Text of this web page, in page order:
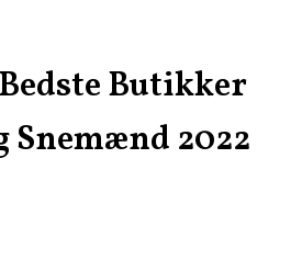
Butikker
2022